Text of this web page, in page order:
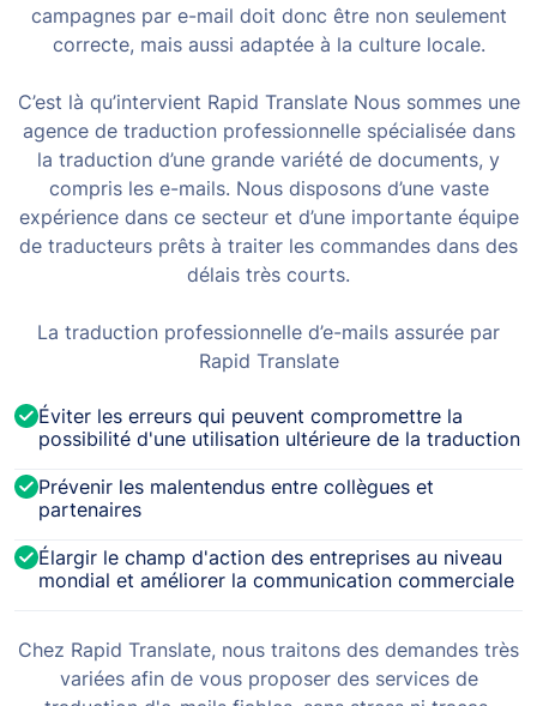
campagnes par e-mail doit donc être non seulement
correcte, mais aussi adaptée à la culture locale.
C’est là qu’intervient Rapid Translate Nous sommes une
agence de traduction professionnelle spécialisée dans
la traduction d’une grande variété de documents, y
compris les e-mails. Nous disposons d’une vaste
expérience dans ce secteur et d’une importante équipe
de traducteurs prêts à traiter les commandes dans des
délais très courts.
La traduction professionnelle d’e-mails assurée par
Rapid Translate
Éviter les erreurs qui peuvent compromettre la
possibilité d'une utilisation ultérieure de la traduction
Prévenir les malentendus entre collègues et
partenaires
Élargir le champ d'action des entreprises au niveau
mondial et améliorer la communication commerciale
Chez Rapid Translate, nous traitons des demandes très
variées afin de vous proposer des services de